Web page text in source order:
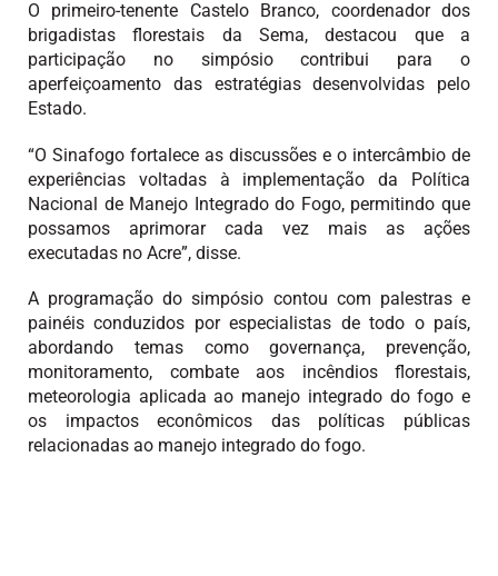
O primeiro-tenente Castelo Branco, coordenador dos
brigadistas florestais da Sema, destacou que a
participação no simpósio contribui para o
aperfeiçoamento das estratégias desenvolvidas pelo
Estado.
“O Sinafogo fortalece as discussões e o intercâmbio de
experiências voltadas à implementação da Política
Nacional de Manejo Integrado do Fogo, permitindo que
possamos aprimorar cada vez mais as ações
executadas no Acre”, disse.
A programação do simpósio contou com palestras e
painéis conduzidos por especialistas de todo o país,
abordando temas como governança, prevenção,
monitoramento, combate aos incêndios florestais,
meteorologia aplicada ao manejo integrado do fogo e
os impactos econômicos das políticas públicas
relacionadas ao manejo integrado do fogo.